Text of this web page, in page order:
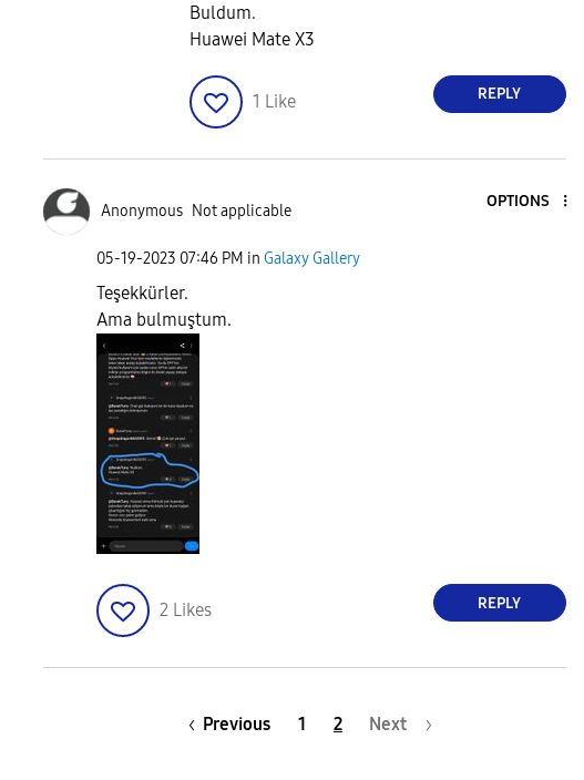
Buldum.
Huawei Mate X3
1 Like REPLY
Anonymous Not applicable
OPTIONS
‎05-19-2023 07:46 PM in Galaxy Gallery
Teşekkürler.
Ama bulmuştum.
2 Likes REPLY
Previous 1 2 Next